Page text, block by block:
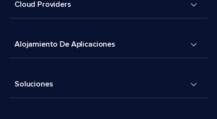
Cloud Providers
Alojamiento De Aplicaciones
Soluciones